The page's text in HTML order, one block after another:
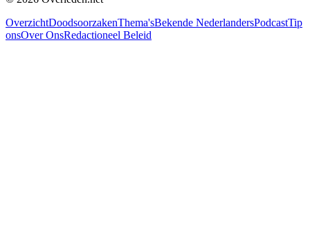
OverzichtDoodsoorzakenThema'sBekende NederlandersPodcastTip
onsOver OnsRedactioneel Beleid